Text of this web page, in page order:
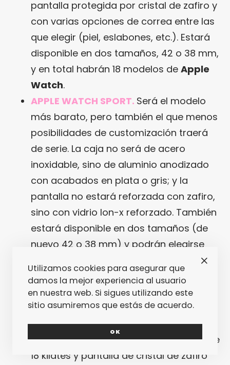
pantalla protegida por cristal de zafiro y
con varias opciones de correa entre las
que elegir (piel, eslabones, etc.). Estará
disponible en dos tamaños, 42 o 38 mm,
y en total habrán 18 modelos de Apple
Watch.
APPLE WATCH SPORT. Será el modelo
más barato, pero también el que menos
posibilidades de customización traerá
de serie. La caja no será de acero
inoxidable, sino de aluminio anodizado
con acabados en plata o gris; y la
pantalla no estará reforzada con zafiro,
sino con vidrio Ion-x reforzado. También
estará disponible en dos tamaños (de
nuevo 42 o 38 mm) y podrán elegirse
fluoroelastómero en cinco colores
posibles: blanco, azul, verde, rosa o
negro.
APPLE WATCH EDITION.La joya de la
corona: seis modelos con caja de oro de
18 kilates y pantalla de cristal de zafiro
Utilizamos cookies para asegurar que
damos la mejor experiencia al usuario
en nuestra web. Si sigues utilizando este
sitio asumiremos que estás de acuerdo.
OK